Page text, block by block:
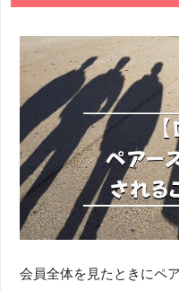
会員全体を見たときにペ